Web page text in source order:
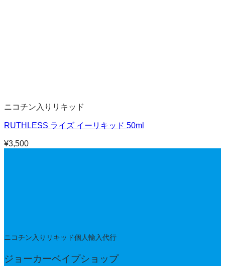
ニコチン入りリキッド
RUTHLESS ライズ イーリキッド 50ml
¥3,500
ニコチン入りリキッド個人輸入代行
ジョーカーベイプショップ